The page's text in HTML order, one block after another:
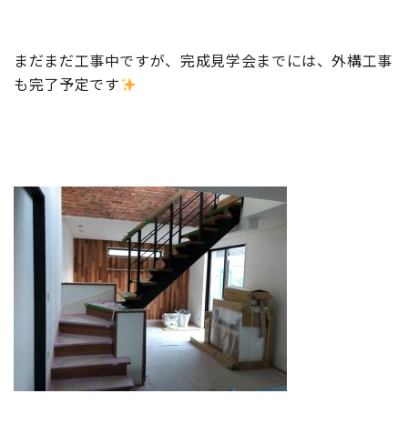
まだまだ工事中ですが、完成見学会までには、外構工事
も完了予定です